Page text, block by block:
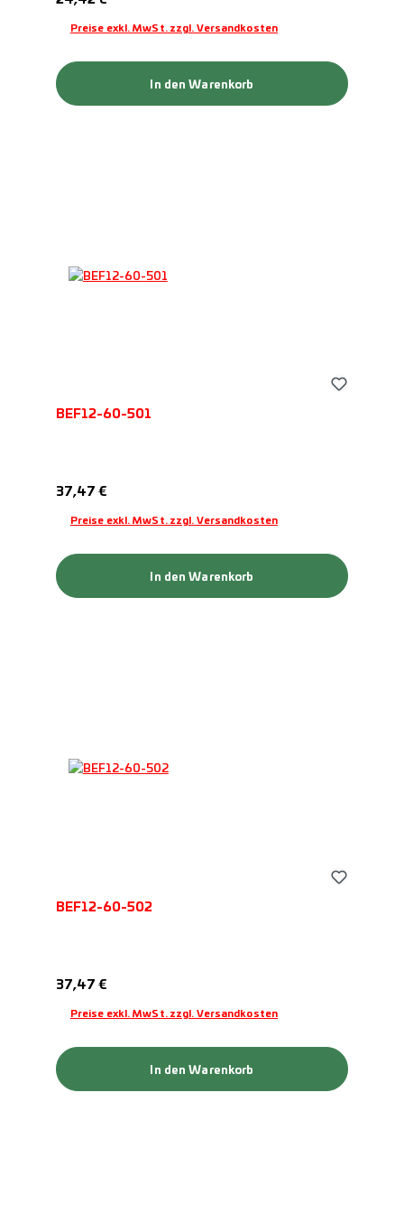
Preise exkl. MwSt. zzgl. Versandkosten
In den Warenkorb
BEF12-60-501
Regulärer Preis:
37,47 €
Preise exkl. MwSt. zzgl. Versandkosten
In den Warenkorb
BEF12-60-502
Regulärer Preis:
37,47 €
Preise exkl. MwSt. zzgl. Versandkosten
In den Warenkorb